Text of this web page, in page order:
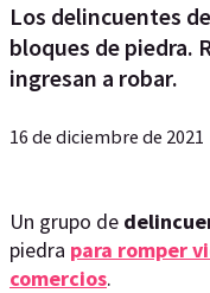
Los delincuentes
bloques de piedra.
ingresan a robar.
16 de diciembre de 2021
Un grupo de
piedra para romper
comercios.